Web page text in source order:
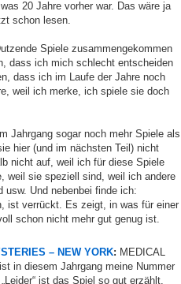
20 Jahre vorher war. Das wäre ja
schon lesen.
Spiele zusammengekommen
dass ich mich schlecht entscheiden
dass ich im Laufe der Jahre noch
weil ich merke, ich spiele sie doch
Jahrgang sogar noch mehr Spiele als
hier (und im nächsten Teil) nicht
nicht auf, weil ich für diese Spiele
weil sie speziell sind, weil ich andere
usw. Und nebenbei finde ich:
ist verrückt. Es zeigt, in was für einer
schon nicht mehr gut genug ist.
– NEW YORK: MEDICAL
in diesem Jahrgang meine Nummer
ist das Spiel so gut erzählt,